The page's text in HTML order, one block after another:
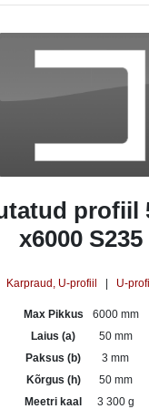
profiil
x6000 S235
Karpraud, U-profiil U-
Max Pikkus
6000 mm
Laius (a)
50 mm
Paksus (b)
3 mm
Kõrgus (h)
50 mm
Meetri kaal
3 300 g